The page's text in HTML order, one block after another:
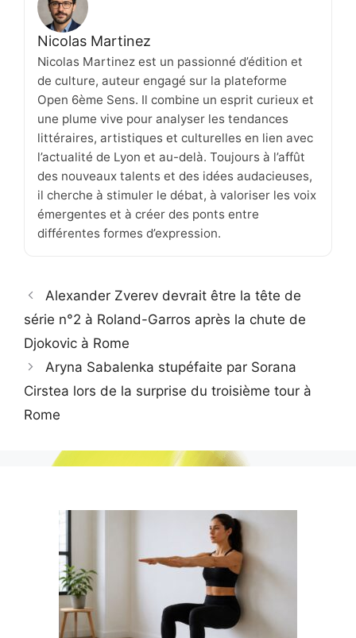
Nicolas Martinez
Nicolas Martinez est un passionné d’édition et
de culture, auteur engagé sur la plateforme
Open 6ème Sens. Il combine un esprit curieux et
une plume vive pour analyser les tendances
littéraires, artistiques et culturelles en lien avec
l’actualité de Lyon et au-delà. Toujours à l’affût
des nouveaux talents et des idées audacieuses,
il cherche à stimuler le débat, à valoriser les voix
émergentes et à créer des ponts entre
différentes formes d’expression.
Alexander Zverev devrait être la tête de
série n°2 à Roland-Garros après la chute de
Djokovic à Rome
Aryna Sabalenka stupéfaite par Sorana
Cirstea lors de la surprise du troisième tour à
Rome